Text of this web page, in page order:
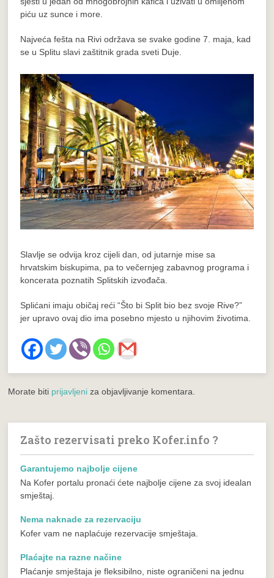
piću uz sunce i more.
Najveća fešta na Rivi održava se svake godine 7. maja, kad
se u Splitu slavi zaštitnik grada sveti Duje.
Slavlje se odvija kroz cijeli dan, od jutarnje mise sa
hrvatskim biskupima, pa to večernjeg zabavnog programa i
koncerata poznatih Splitskih izvođača.
Splićani imaju običaj reći “Što bi Split bio bez svoje Rive?”
jer upravo ovaj dio ima posebno mjesto u njihovim životima.
Morate biti prijavljeni za objavljivanje komentara.
Zašto rezervisati preko Kofer.info ?
Garantujemo najbolje cijene
Na Kofer portalu pronaći ćete najbolje cijene za svoj idealan
smještaj.
Nema naknade za rezervaciju
Kofer vam ne naplaćuje rezervacije smještaja.
Plaćajte na razne načine
Plaćanje smještaja je fleksibilno, niste ograničeni na jednu